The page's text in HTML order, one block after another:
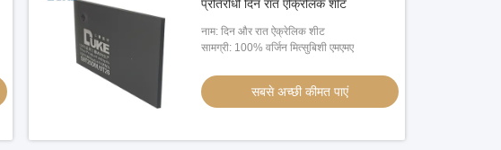
प्रतिरोधी दिन रात एक्रिलिक शीट
नाम: दिन और रात ऐक्रेलिक शीट
सामग्री: 100% वर्जिन मित्सुबिशी एमएमए
सबसे अच्छी कीमत पाएं